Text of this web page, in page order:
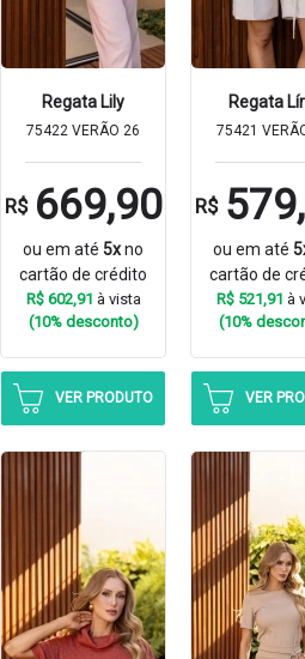
Regata Lily
75422 VERÃO 26
R$ 669,90
ou em até5xno
cartão de crédito
R$ 602,91 à vista
(10% desconto)
VER PRODUTO
Regata
75421
R$
ou em até
cartão de
R$ 521,91 à
(10%
VER